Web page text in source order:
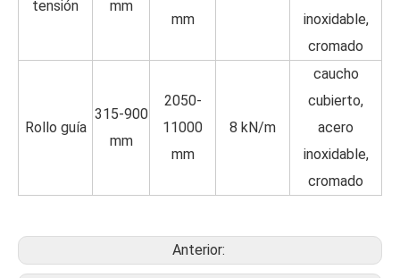
tensión mm
mm
inoxidable,
cromado
Rollo guía
315-900
mm
2050-
11000
mm
8 kN/m
caucho
cubierto,
acero
inoxidable,
cromado
Anterior: